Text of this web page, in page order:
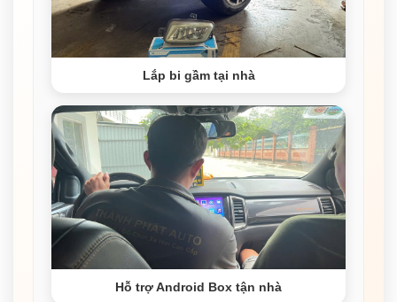
Lắp bi gầm tại nhà
Hỗ trợ Android Box tận nhà